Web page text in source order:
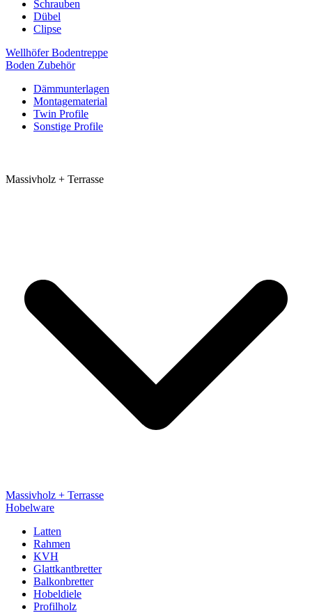
Schrauben
Dübel
Clipse
Wellhöfer Bodentreppe
Boden Zubehör
Dämmunterlagen
Montagematerial
Twin Profile
Sonstige Profile
Massivholz + Terrasse
Massivholz + Terrasse
Hobelware
Latten
Rahmen
KVH
Glattkantbretter
Balkonbretter
Hobeldiele
Profilholz